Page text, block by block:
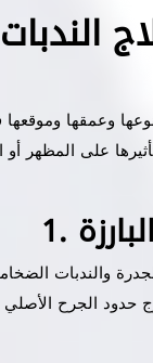
الندبات
وعمقها
على المظهر أو
والندبات
حدود الجرح الأصلي